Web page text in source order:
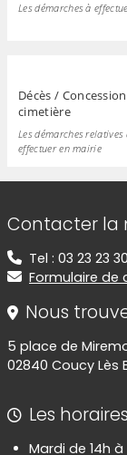
Les démarches à
Décès /
cimetière
Les démarches relatives
effectuer en mairie
Contacter la
Tel : 03 23 23
Formulaire de
Nous
5 place de
02840 Coucy Lès
Les horaires
Mardi de 14h à